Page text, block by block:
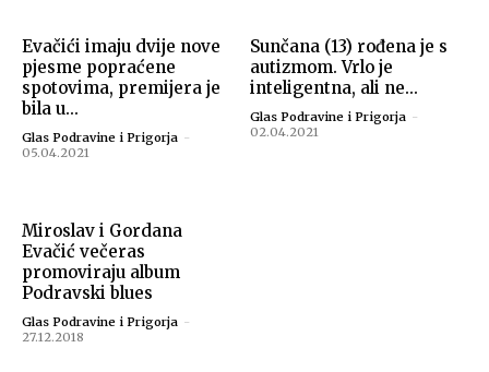
Evačići imaju dvije nove
pjesme popraćene
spotovima, premijera je
bila u...
Glas Podravine i Prigorja -
05.04.2021
Sunčana (13) rođena je s
autizmom. Vrlo je
inteligentna, ali ne...
Glas Podravine i Prigorja -
02.04.2021
Miroslav i Gordana
Evačić večeras
promoviraju album
Podravski blues
Glas Podravine i Prigorja -
27.12.2018